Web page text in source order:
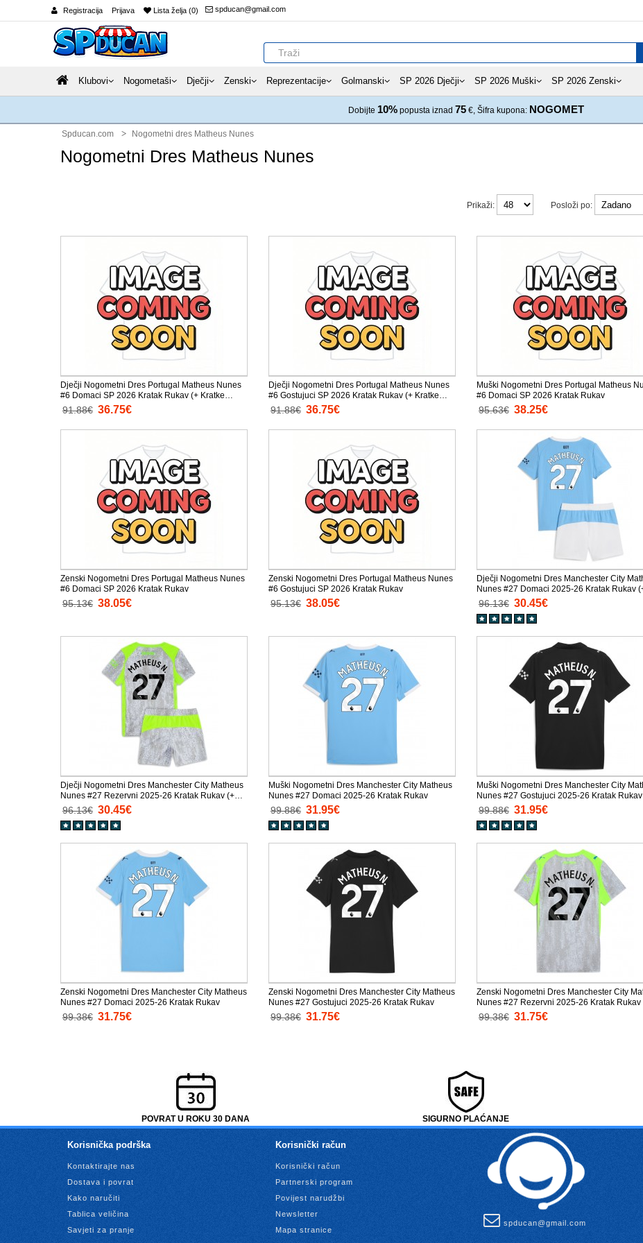
Registracija Prijava Lista želja (0) spducan@gmail.com
Klubovi Nogometaši Dječji Zenski Reprezentacije Golmanski SP 2026 Dječji SP 2026 Muški SP 2026 Zenski
Dobijte 10% popusta iznad 75 €, Šifra kupona: NOGOMET
Spducan.com Nogometni dres Matheus Nunes
Nogometni Dres Matheus Nunes
Posloži po:
Prikaži:
Dječji Nogometni Dres Portugal Matheus Nunes
#6 Domaci SP 2026 Kratak Rukav (+ Kratke
hlače)
91.88€ 36.75€
Dječji Nogometni Dres Portugal Matheus Nunes
#6 Gostujuci SP 2026 Kratak Rukav (+ Kratke
hlače)
91.88€ 36.75€
Muški Nogometni Dres Portugal Matheus
#6 Domaci SP 2026 Kratak Rukav
95.63€ 38.25€
Zenski Nogometni Dres Portugal Matheus Nunes
#6 Domaci SP 2026 Kratak Rukav
95.13€ 38.05€
Zenski Nogometni Dres Portugal Matheus Nunes
#6 Gostujuci SP 2026 Kratak Rukav
95.13€ 38.05€
Dječji Nogometni Dres Manchester City
Nunes #27 Domaci 2025-26 Kratak Rukav
Kratke hlače)
96.13€ 30.45€
Dječji Nogometni Dres Manchester City Matheus
Nunes #27 Rezervni 2025-26 Kratak Rukav (+
Kratke hlače)
96.13€ 30.45€
Muški Nogometni Dres Manchester City Matheus
Nunes #27 Domaci 2025-26 Kratak Rukav
99.88€ 31.95€
Muški Nogometni Dres Manchester City
Nunes #27 Gostujuci 2025-26 Kratak Rukav
99.88€ 31.95€
Zenski Nogometni Dres Manchester City Matheus
Nunes #27 Domaci 2025-26 Kratak Rukav
99.38€ 31.75€
Zenski Nogometni Dres Manchester City Matheus
Nunes #27 Gostujuci 2025-26 Kratak Rukav
99.38€ 31.75€
Zenski Nogometni Dres Manchester City
Nunes #27 Rezervni 2025-26 Kratak Rukav
99.38€ 31.75€
POVRAT U ROKU 30 DANA SIGURNO PLAĆANJE
Korisnička podrška
Kontaktirajte nas
Dostava i povrat
Kako naručiti
Tablica veličina
Savjeti za pranje
Korisnički račun
Korisnički račun
Partnerski program
Povijest narudžbi
Newsletter
Mapa stranice
spducan@gmail.com